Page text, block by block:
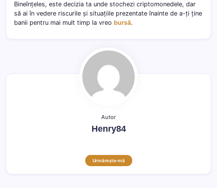
Bineînțeles, este decizia ta unde stochezi criptomonedele, dar
să ai în vedere riscurile și situațiile prezentate înainte de a-ți ține
banii pentru mai mult timp la vreo bursă.
Autor
Henry84
Urmărește-mă